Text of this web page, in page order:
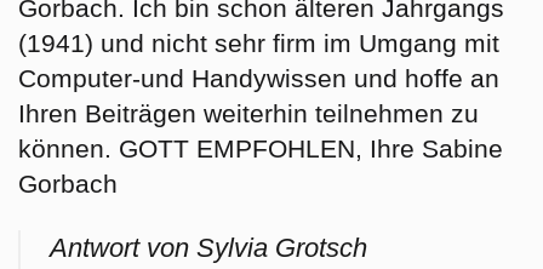
Gorbach. Ich bin schon älteren Jahrgangs
(1941) und nicht sehr firm im Umgang mit
Computer-und Handywissen und hoffe an
Ihren Beiträgen weiterhin teilnehmen zu
können. GOTT EMPFOHLEN, Ihre Sabine
Gorbach
Antwort von Sylvia Grotsch